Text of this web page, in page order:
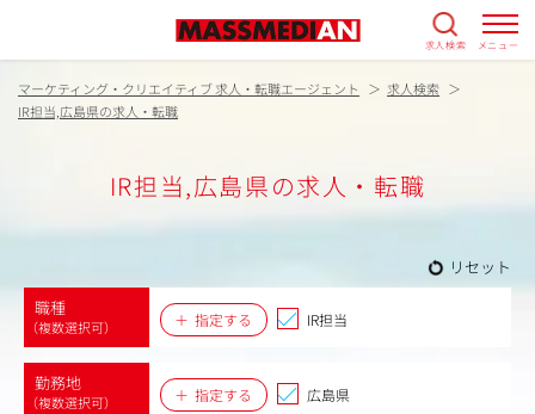
求人検索 メニュー
マーケティング・クリエイティブ 求人・転職エージェント
求人検索
IR担当,広島県の求人・転職
IR担当,広島県の求人・転職
リセット
職種
（複数選択可） 指定する IR担当
勤務地
（複数選択可） 指定する 広島県